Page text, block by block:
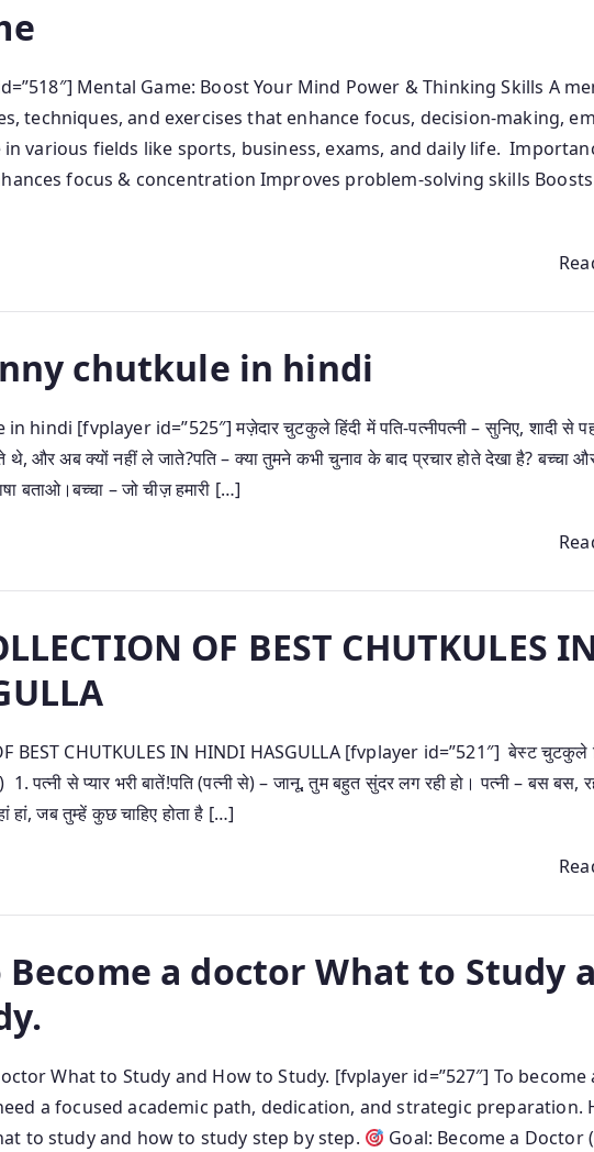
Mental Game: Boost Your Mind Power & Thinking Skills A
techniques, and exercises that enhance focus, decision-making,
various fields like sports, business, exams, and daily life.
focus & concentration Improves problem-solving skills Boosts
chutkule in hindi
[fvplayer id=”525″] मज़ेदार चुटकुले हिंदी में पति-पत्नीपत्नी – सुनिए, शादी से
थे, और अब क्यों नहीं ले जाते?पति – क्या तुमने कभी चुनाव के बाद प्रचार होते देखा है? बच्चा
बताओ।बच्चा – जो चीज़ हमारी […]
OF BEST CHUTKULES
BEST CHUTKULES IN HINDI HASGULLA [fvplayer id=”521″] बेस्ट चुटकुले
से प्यार भरी बातें!पति (पत्नी से) – जानू, तुम बहुत सुंदर लग रही हो। पत्नी – बस बस,
जब तुम्हें कुछ चाहिए होता है […]
Become a doctor What to Study
What to Study and How to Study. [fvplayer id=”527″] To become
a focused academic path, dedication, and strategic preparation.
to study and how to study step by step.
Goal: Become a Doctor